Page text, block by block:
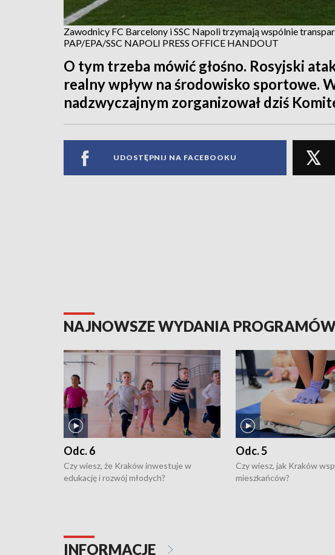
Zawodnicy FC Barcelony i SSC Napoli trzymają wspólnie
PAP/EPA/SSC NAPOLI PRESS OFFICE HANDOUT
O tym trzeba mówić głośno. Rosyjski
realny wpływ na środowisko sportowe.
nadzwyczajnym zorganizował dziś
UDOSTĘPNIJ NA FACEBOOKU
NAJNOWSZE WYDANIA
Odc. 6
Czy wiesz, że Kraków inwestuje w
edukację i rozwój młodych?
Odc. 5
Czy wiesz, jak Kraków
mieszkańców?
INFORMACJE